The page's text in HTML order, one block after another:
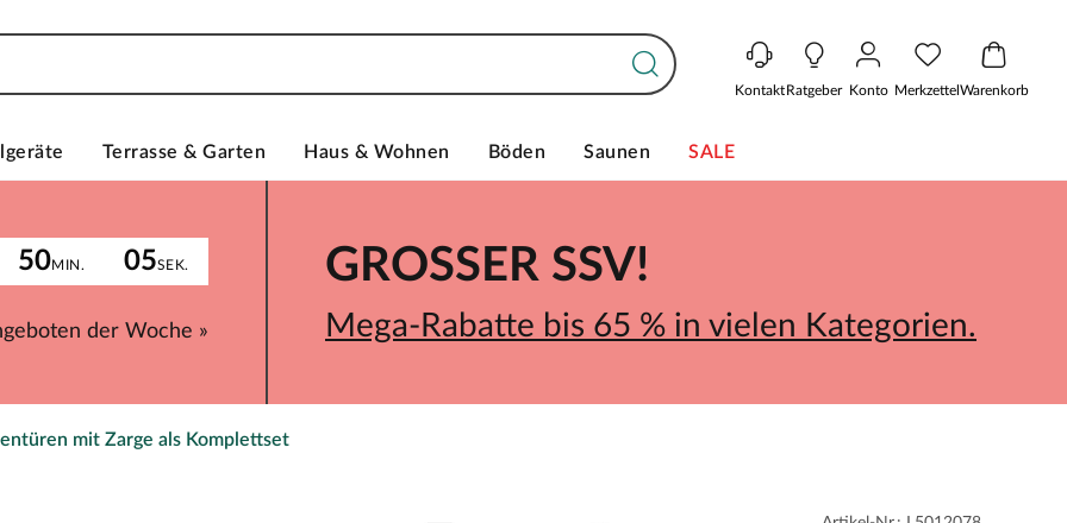
KontaktRatgeber Konto MerkzettelWarenkorb
Terrasse & Garten Haus & Wohnen Böden Saunen SALE
50MIN. 05SEK.
der Woche »
GROSSER SSV!
Mega-Rabatte bis 65 % in vielen Kategorien.
mit Zarge als Komplettset